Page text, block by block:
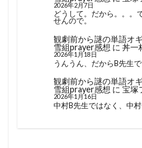
2026年2月7日
どうして。だから。。。
せんので。
観劇前から謎の単語オ
雪組prayer感想 に 丼一
2026年1月18日
うんうん、だからB先生
観劇前から謎の単語オ
雪組prayer感想 に 宝塚
2026年1月16日
中村B先生ではなく、中村